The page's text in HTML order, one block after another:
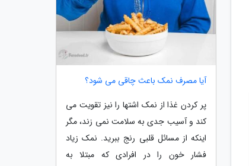
آیا مصرف نمک باعث چاقی می شود؟
پر کردن غذا از نمک اشتها را نیز تقویت می
کند و آسیب جدی به سلامت نمی زند، مگر
اینکه از مسائل قلبی رنج ببرید. نمک زیاد
فشار خون را در افرادی که مبتلا به